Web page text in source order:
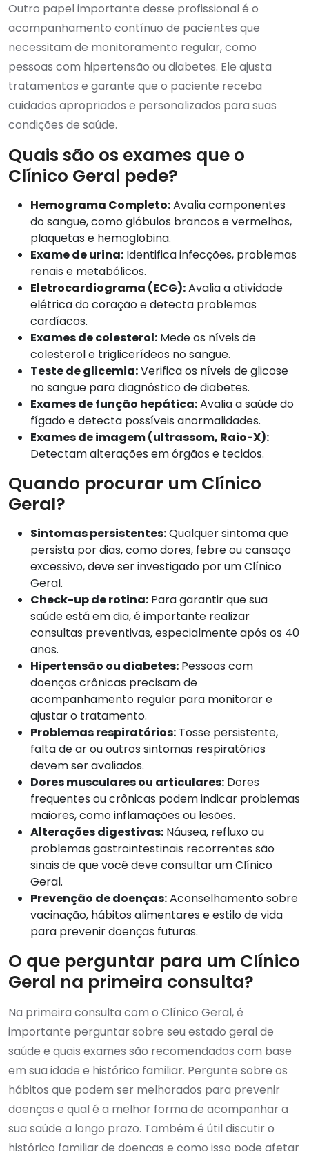
Outro papel importante desse profissional é o
acompanhamento contínuo de pacientes que
necessitam de monitoramento regular, como
pessoas com hipertensão ou diabetes. Ele ajusta
tratamentos e garante que o paciente receba
cuidados apropriados e personalizados para suas
condições de saúde.
Quais são os exames que o
Clínico Geral pede?
Hemograma Completo:Avalia componentes
do sangue, como glóbulos brancos e vermelhos,
plaquetas e hemoglobina.
Exame de urina: Identifica infecções, problemas
renais e metabólicos.
Eletrocardiograma (ECG):Avalia a atividade
elétrica do coração e detecta problemas
cardíacos.
Exames de colesterol: Mede os níveis de
colesterol e triglicerídeos no sangue.
Teste de glicemia:Verifica os níveis de glicose
no sangue para diagnóstico de diabetes.
Exames de função hepática:Avalia a saúde do
fígado e detecta possíveis anormalidades.
Exames de imagem (ultrassom, Raio-X):
Detectam alterações em órgãos e tecidos.
Quando procurar um Clínico
Geral?
Sintomas persistentes:Qualquer sintoma que
persista por dias, como dores, febre ou cansaço
excessivo, deve ser investigado por um Clínico
Geral.
Check-up de rotina: Para garantir que sua
saúde está em dia, é importante realizar
consultas preventivas, especialmente após os 40
anos.
Hipertensão ou diabetes: Pessoas com
doenças crônicas precisam de
acompanhamento regular para monitorar e
ajustar o tratamento.
Problemas respiratórios: Tosse persistente,
falta de ar ou outros sintomas respiratórios
devem ser avaliados.
Dores musculares ou articulares: Dores
frequentes ou crônicas podem indicar problemas
maiores, como inflamações ou lesões.
Alterações digestivas: Náusea, refluxo ou
problemas gastrointestinais recorrentes são
sinais de que você deve consultar um Clínico
Geral.
Prevenção de doenças:Aconselhamento sobre
vacinação, hábitos alimentares e estilo de vida
para prevenir doenças futuras.
O que perguntar para um Clínico
Geral na primeira consulta?
Na primeira consulta com o Clínico Geral, é
importante perguntar sobre seu estado geral de
saúde e quais exames são recomendados com base
em sua idade e histórico familiar. Pergunte sobre os
hábitos que podem ser melhorados para prevenir
doenças e qual é a melhor forma de acompanhar a
sua saúde a longo prazo. Também é útil discutir o
histórico familiar de doenças e como isso pode afetar